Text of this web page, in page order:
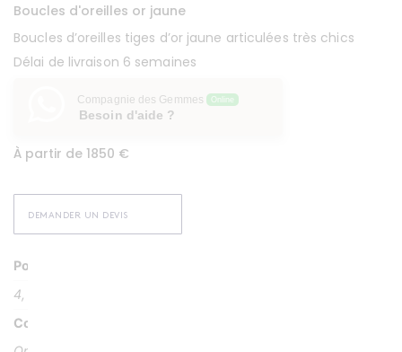
Boucles d'oreilles or jaune
Boucles d’oreilles tiges d’or jaune articulées très chics
Délai de livraison 6 semaines
Compagnie des Gemmes Online
Besoin d'aide ?
À partir de 1850 €
DEMANDER UN DEVIS
Poids
4, 50 g
Couleur